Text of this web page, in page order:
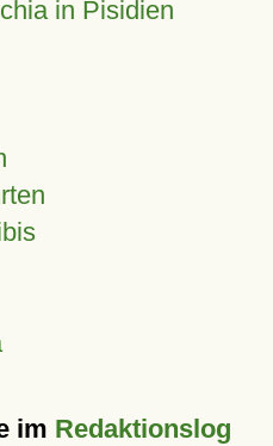
in Pisidien
im Redaktionslog